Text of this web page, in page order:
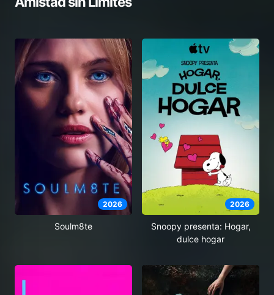
2026
Soulm8te
2026
Snoopy presenta: Hogar,
dulce hogar